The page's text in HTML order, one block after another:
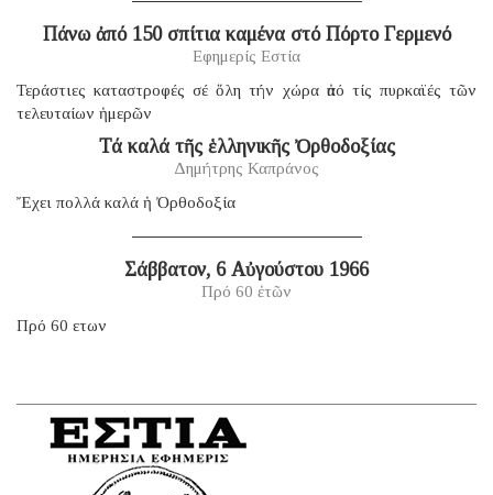
Πάνω ἀπό 150 σπίτια καμένα στό Πόρτο Γερμενό
Εφημερίς Εστία
Τεράστιες καταστροφές σέ ὅλη τήν χώρα ἀπό τίς πυρκαϊές τῶν
τελευταίων ἡμερῶν
Τά καλά τῆς ἑλληνικῆς Ὀρθοδοξίας
Δημήτρης Καπράνος
Ἔχει πολλά καλά ἡ Ὀρθοδοξία
Σάββατον, 6 Αὐγούστου 1966
Πρό 60 ἐτῶν
Πρό 60 ετων